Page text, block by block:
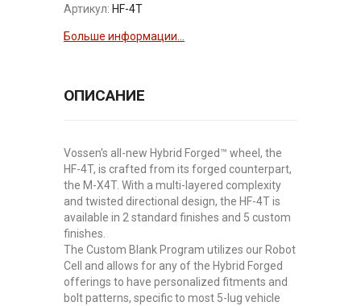
Артикул: HF-4T
Больше информации...
ОПИСАНИЕ
Vossen's all-new Hybrid Forged™ wheel, the
HF-4T, is crafted from its forged counterpart,
the M-X4T. With a multi-layered complexity
and twisted directional design, the HF-4T is
available in 2 standard finishes and 5 custom
finishes.
The Custom Blank Program utilizes our Robot
Cell and allows for any of the Hybrid Forged
offerings to have personalized fitments and
bolt patterns, specific to most 5-lug vehicle